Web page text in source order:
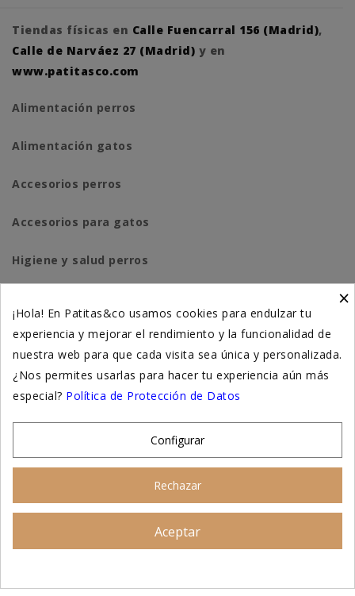
Tiendas físicas en Calle Fuencarral 156 (Madrid),
Calle de Narváez 27 (Madrid) y en
www.patitasco.com
Alimentación perros
Alimentación gatos
Accesorios perros
Accesorios para gatos
Higiene y salud perros
Suplementación natural
Otros
×
¡Hola! En Patitas&co usamos cookies para endulzar tu
experiencia y mejorar el rendimiento y la funcionalidad de
nuestra web para que cada visita sea única y personalizada.
¿Nos permites usarlas para hacer tu experiencia aún más
especial? Política de Protección de Datos
Configurar
Rechazar
Aceptar